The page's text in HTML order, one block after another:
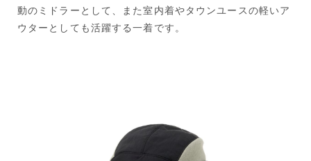
動のミドラーとして、また室内着やタウンユースの軽いア
ウターとしても活躍する一着です。